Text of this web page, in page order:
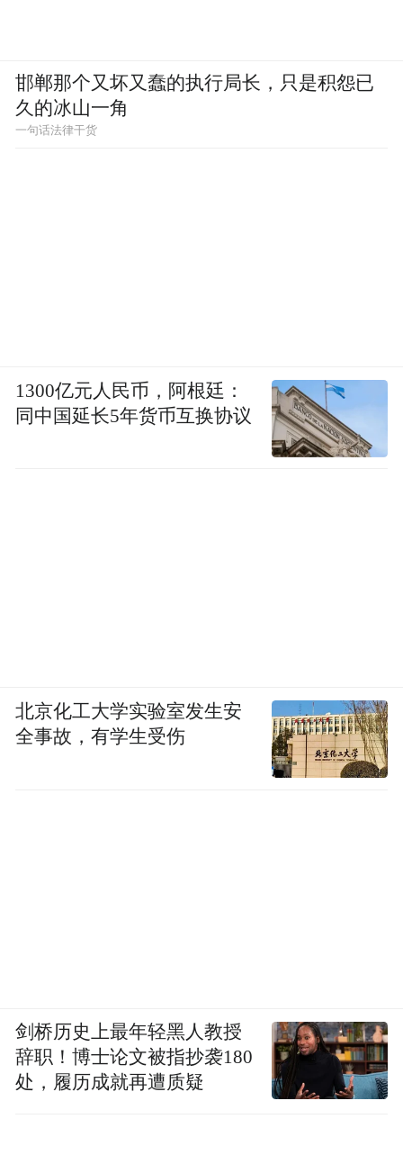
邯郸那个又坏又蠢的执行局长，只是积怨已
久的冰山一角
一句话法律干货
1300亿元人民币，阿根廷：
同中国延长5年货币互换协议
北京化工大学实验室发生安
全事故，有学生受伤
剑桥历史上最年轻黑人教授
辞职！博士论文被指抄袭180
处，履历成就再遭质疑